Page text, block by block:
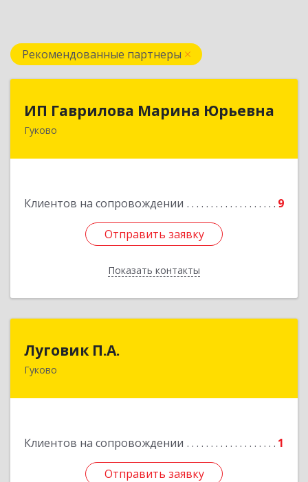
Рекомендованные партнеры
ИП Гаврилова Марина Юрьевна
Гуково
Клиентов на сопровождении 9
Отправить заявку
Показать контакты
Отправить заявку
Назад
Луговик П.А.
Гуково
Клиентов на сопровождении 1
Отправить заявку
Отправить заявку